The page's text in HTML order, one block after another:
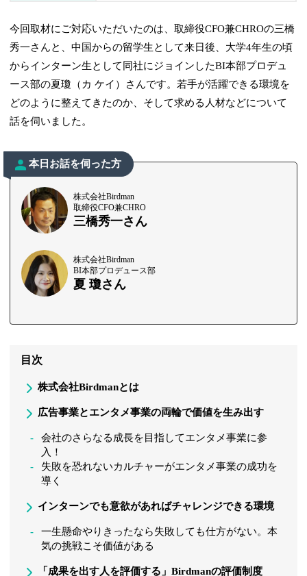
今回取材にご対応いただいたのは、取締役CFO兼CHROの三橋
秀一さんと、中国からの留学生として来日後、大学4年生の頃
からインターン生として同社にジョインしたBI本部プロデュ
ース部の夏瓊（カ ケイ）さんです。若手が活躍できる環境を
どのように整えてきたのか、そして求める人材などについて
話を伺いました。
本日お話を伺った方
株式会社Birdman
取締役CFO兼CHRO
三橋秀一さん
株式会社Birdman
BI本部プロデュース部
夏 瓊さん
目次
株式会社Birdmanとは
広告事業とエンタメ事業の両輪で価値を生み出す
会社のさらなる成長を目指してエンタメ事業に参
入！
失敗を恐れないカルチャーがエンタメ事業の成功を
導く
インターンでも意欲があればチャレンジできる環境
一生懸命やりきったなら失敗しても仕方がない。本
気の挑戦こそ価値がある
「成果を出す人を評価する」Birdmanの評価制度